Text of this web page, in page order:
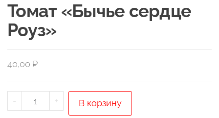
Томат «Бычье сердце
Роуз»
40,00 ₽
-
Количество
товара
+ В корзину